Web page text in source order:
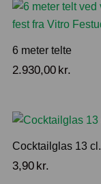
6 meter telte
2.930,00 kr.
Cocktailglas 13 cl.
3,90 kr.